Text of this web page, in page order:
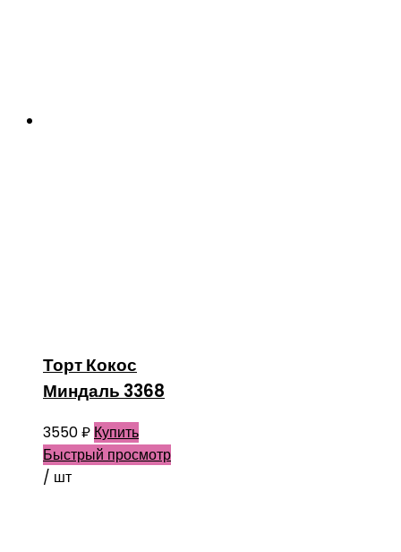
Торт Кокос
Миндаль 3368
3550₽ Купить
Быстрый просмотр
/ шт